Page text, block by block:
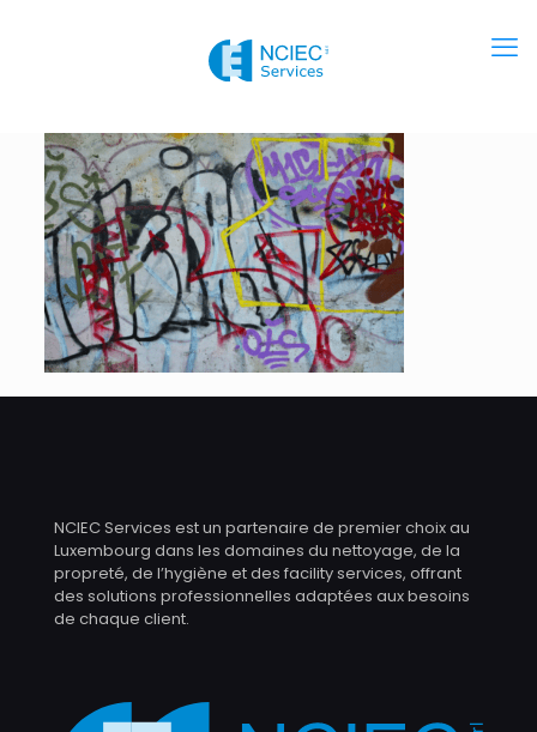
NCIEC Services est un partenaire de premier choix au
Luxembourg dans les domaines du nettoyage, de la
propreté, de l’hygiène et des facility services, offrant
des solutions professionnelles adaptées aux besoins
de chaque client.